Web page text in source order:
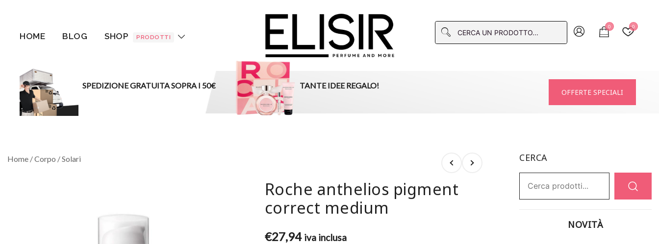
HOME BLOG SHOP PRODOTTI
ELISIR
La tua destinazione per il beauty, i profumi e la parafarmacia
0 0
SPEDIZIONE GRATUITA SOPRA I 50€ TANTE IDEE REGALO!
OFFERTE SPECIALI
Home /Corpo /Solari
Roche anthelios pigment
correct medium
€27,94 iva inclusa
CERCA
NOVITÀ